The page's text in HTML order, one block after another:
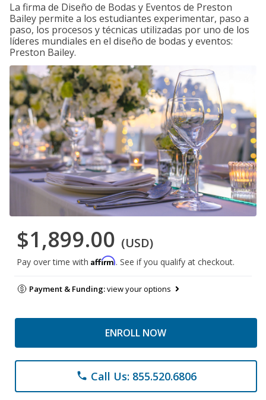
La firma de Diseño de Bodas y Eventos de Preston
Bailey permite a los estudiantes experimentar, paso a
paso, los procesos y técnicas utilizadas por uno de los
líderes mundiales en el diseño de bodas y eventos:
Preston Bailey.
$1,899.00 (USD)
Pay over time with Affirm. See if you qualify at checkout.
Payment & Funding:view your options
ENROLL NOW
phone Call Us: 855.520.6806